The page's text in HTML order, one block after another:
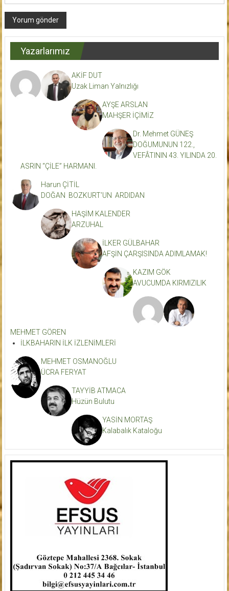
Yazarlarımız
AKİF DUT
Uzak Liman Yalnızlığı
AYŞE ARSLAN
MAHŞER İÇİMİZ
Dr. Mehmet GÜNEŞ
DOĞUMUNUN 122.,
VEFÂTININ 43. YILINDA 20.
ASRIN “ÇİLE” HARMANI.
Harun ÇİTİL
DOĞAN BOZKURT’UN ARDIDAN
HAŞİM KALENDER
ARZUHAL
İLKER GÜLBAHAR
AFŞİN ÇARŞISINDA ADIMLAMAK!
KAZIM GÖK
AVUCUMDA KIRMIZILIK
MEHMET GÖREN
İLKBAHARIN İLK İZLENİMLERİ
MEHMET OSMANOĞLU
ÜCRA FERYAT
TAYYİB ATMACA
Hüzün Bulutu
YASİN MORTAŞ
Kalabalık Kataloğu